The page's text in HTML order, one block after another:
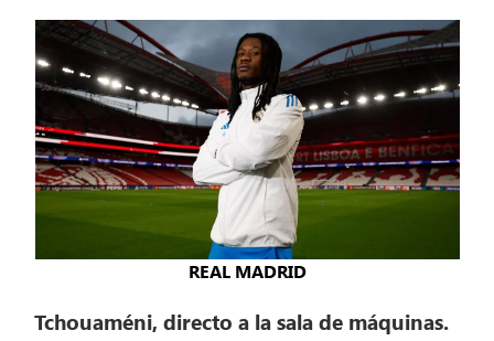
REAL MADRID
Tchouaméni, directo a la sala de máquinas.